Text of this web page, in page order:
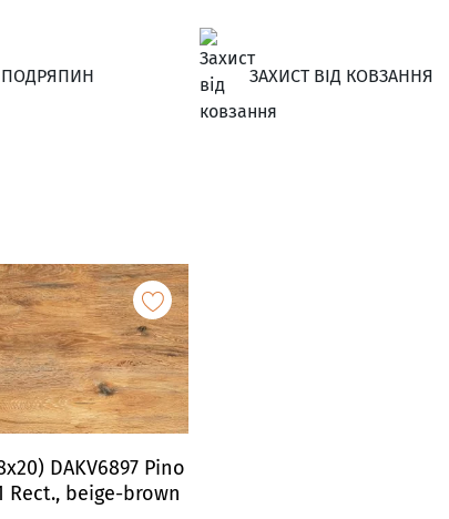
ПОДРЯПИН ЗАХИСТ ВІД КОВЗАННЯ
DAKV6897 Pino
Rect., beige-brown